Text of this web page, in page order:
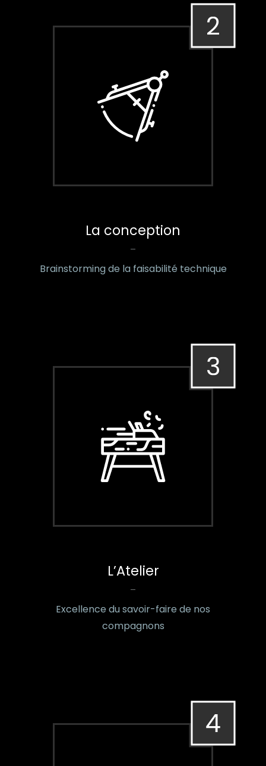
La conception
–
Brainstorming de la faisabilité technique
L’Atelier
–
Excellence du savoir-faire de nos
compagnons